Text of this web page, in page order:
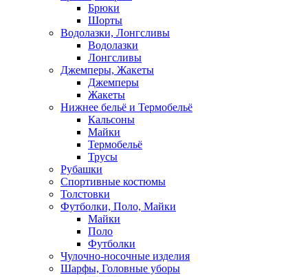
Брюки
Шорты
Водолазки, Лонгсливы
Водолазки
Лонгсливы
Джемперы, Жакеты
Джемперы
Жакеты
Нижнее бельё и Термобельё
Кальсоны
Майки
Термобельё
Трусы
Рубашки
Спортивные костюмы
Толстовки
Футболки, Поло, Майки
Майки
Поло
Футболки
Чулочно-носочные изделия
Шарфы, Головные уборы